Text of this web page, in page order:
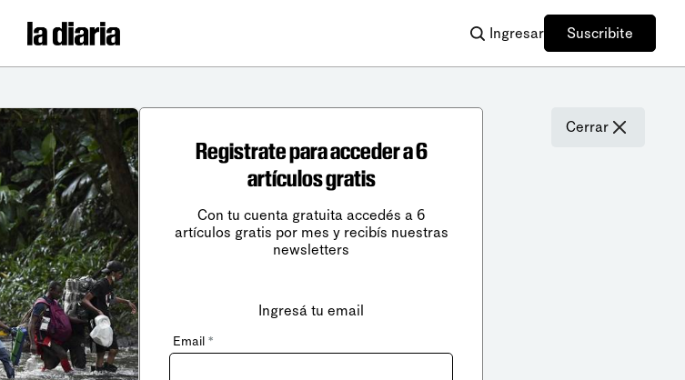
Ingresar Suscribite
Cerrar
Registrate para acceder a 6
artículos gratis
Con tu cuenta gratuita accedés a 6
artículos gratis por mes y recibís nuestras
newsletters
Ingresá tu email
Email *